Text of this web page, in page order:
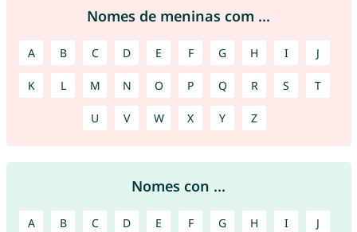
Nomes de meninas com ...
A B C D E F G H I J
K L M N O P Q R S T
U V W X Y Z
Nomes con ...
A B C D E F G H I J